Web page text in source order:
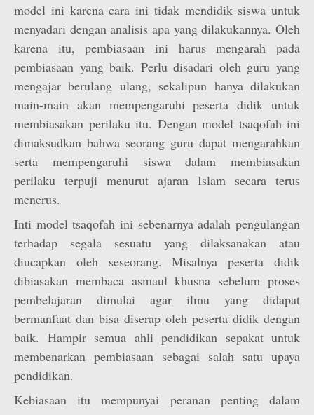
model ini karena cara ini tidak mendidik siswa untuk
menyadari dengan analisis apa yang dilakukannya. Oleh
karena itu, pembiasaan ini harus mengarah pada
pembiasaan yang baik. Perlu disadari oleh guru yang
mengajar berulang ulang, sekalipun hanya dilakukan
main-main akan mempengaruhi peserta didik untuk
membiasakan perilaku itu. Dengan model tsaqofah ini
dimaksudkan bahwa seorang guru dapat mengarahkan
serta mempengaruhi siswa dalam membiasakan
perilaku terpuji menurut ajaran Islam secara terus
menerus.
Inti model tsaqofah ini sebenarnya adalah pengulangan
terhadap segala sesuatu yang dilaksanakan atau
diucapkan oleh seseorang. Misalnya peserta didik
dibiasakan membaca asmaul khusna sebelum proses
pembelajaran dimulai agar ilmu yang didapat
bermanfaat dan bisa diserap oleh peserta didik dengan
baik. Hampir semua ahli pendidikan sepakat untuk
membenarkan pembiasaan sebagai salah satu upaya
pendidikan.
Kebiasaan itu mempunyai peranan penting dalam